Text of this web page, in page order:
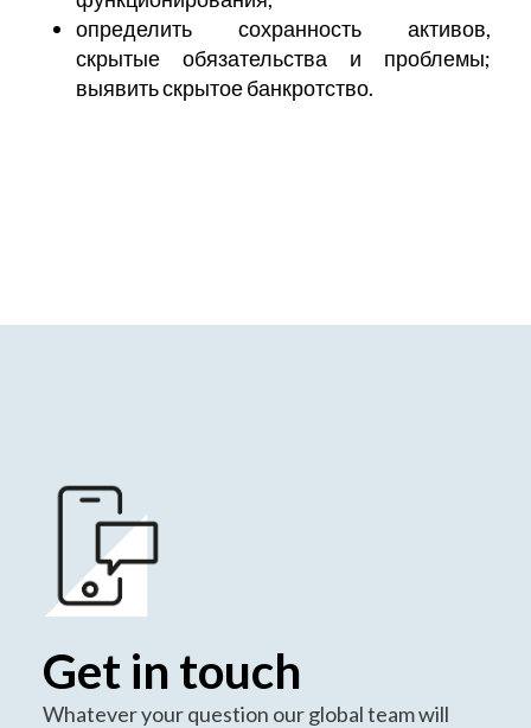
определить сохранность активов,
скрытые обязательства и проблемы;
выявить скрытое банкротство.
Get in touch
Whatever your question our global team will